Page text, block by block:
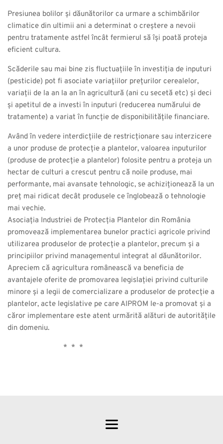
Presiunea bolilor și dăunătorilor ca urmare a schimbărilor
climatice din ultimii ani a determinat o creștere a nevoii
pentru tratamente astfel încât fermierul să își poată proteja
eficient cultura.
Scăderile sau mai bine zis fluctuațiile în investiția de inputuri
(pesticide) pot fi asociate variațiilor prețurilor cerealelor,
variații de la an la an în agricultură (ani cu secetă etc) și deci
și apetitul de a investi în inputuri (reducerea numărului de
tratamente) a variat în funcție de disponibilitățile financiare.
Având în vedere interdicțiile de restricționare sau interzicere
a unor produse de protecție a plantelor, valoarea inputurilor
(produse de protecție a plantelor) folosite pentru a proteja un
hectar de culturi a crescut pentru că noile produse, mai
performante, mai avansate tehnologic, se achiziționează la un
preț mai ridicat decât produsele ce înglobează o tehnologie
mai vechie.
Asociația Industriei de Protecția Plantelor din România
promovează implementarea bunelor practici agricole privind
utilizarea produselor de protecție a plantelor, precum și a
principiilor privind managementul integrat al dăunătorilor.
Apreciem că agricultura românească va beneficia de
avantajele oferite de promovarea legislației privind culturile
minore și a legii de comercializare a produselor de protecție a
plantelor, acte legislative pe care AIPROM le-a promovat și a
căror implementare este atent urmărită alături de autoritățile
din domeniu.
* * *